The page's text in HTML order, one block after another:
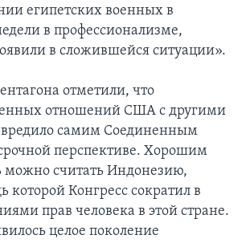
египетских военных в
в профессионализме,
в сложившейся ситуации».
отметили, что
отношений США с другими
вредило самим Соединенным
перспективе. Хорошим
можно считать Индонезию,
Конгресс сократил в
прав человека в этой стране.
целое поколение